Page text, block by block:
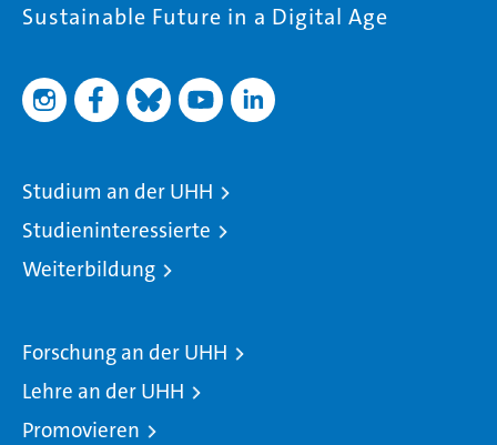
Sustainable Future in a Digital Age
Studium an der UHH
Studieninteressierte
Weiterbildung
Forschung an der UHH
Lehre an der UHH
Promovieren